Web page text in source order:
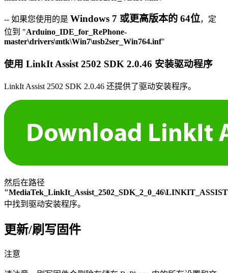
-- 如果您使用的是 Windows 7 或更高版本的 64位，定
位到 "Arduino_IDE_for_RePhone-
master\drivers\mtk\Win7\usb2ser_Win764.inf"
使用 LinkIt Assist 2502 SDK 2.0.46 安装驱动程序
LinkIt Assist 2502 SDK 2.0.46 还提供了驱动安装程序。
然后在路径
中找到驱动安装程序。
更新/刷写固件
注意